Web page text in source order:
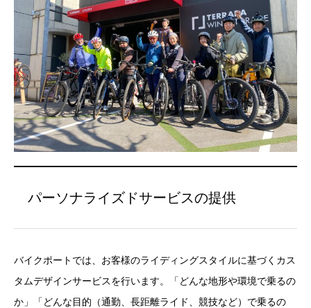
パーソナライズドサービスの提供
バイクポートでは、お客様のライディングスタイルに基づくカス
タムデザインサービスを行います。「どんな地形や環境で乗るの
か」「どんな目的（通勤、長距離ライド、競技など）で乗るの